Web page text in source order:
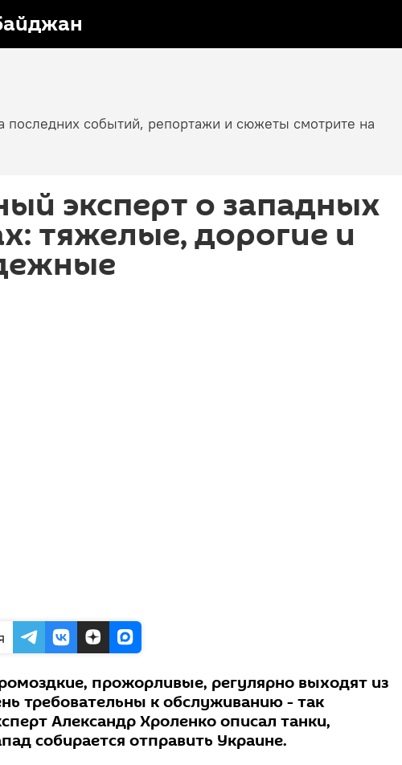
последних событий, репортажи и сюжеты смотрите на
эксперт о западных
тяжелые, дорогие и
прожорливые, регулярно выходят из
требовательны к обслуживанию - так
Александр Хроленко описал танки,
собирается отправить Украине.